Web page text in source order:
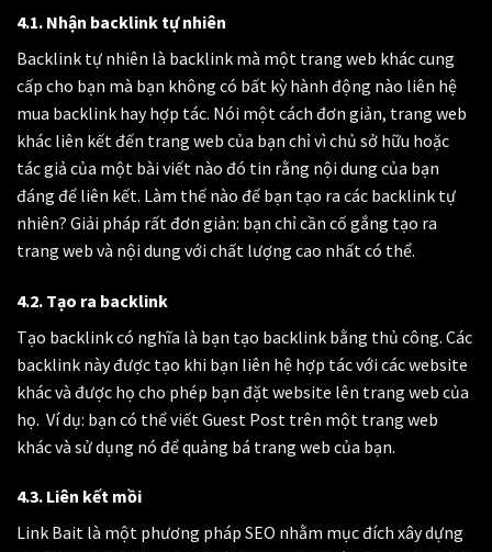
4.1. Nhận backlink tự nhiên
Backlink tự nhiên là backlink mà một trang web khác cung
cấp cho bạn mà bạn không có bất kỳ hành động nào liên hệ
mua backlink hay hợp tác. Nói một cách đơn giản, trang web
khác liên kết đến trang web của bạn chỉ vì chủ sở hữu hoặc
tác giả của một bài viết nào đó tin rằng nội dung của bạn
đáng để liên kết. Làm thế nào để bạn tạo ra các backlink tự
nhiên? Giải pháp rất đơn giản: bạn chỉ cần cố gắng tạo ra
trang web và nội dung với chất lượng cao nhất có thể.
4.2. Tạo ra backlink
Tạo backlink có nghĩa là bạn tạo backlink bằng thủ công. Các
backlink này được tạo khi bạn liên hệ hợp tác với các website
khác và được họ cho phép bạn đặt website lên trang web của
họ. Ví dụ: bạn có thể viết Guest Post trên một trang web
khác và sử dụng nó để quảng bá trang web của bạn.
4.3. Liên kết mồi
Link Bait là một phương pháp SEO nhằm mục đích xây dựng